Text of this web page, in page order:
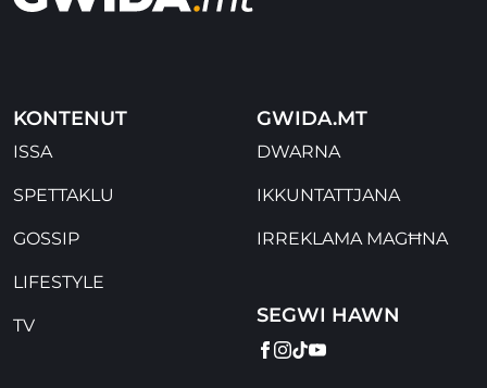
KONTENUT
ISSA
SPETTAKLU
GOSSIP
LIFESTYLE
TV
GWIDA.MT
DWARNA
IKKUNTATTJANA
IRREKLAMA MAGĦNA
SEGWI HAWN
FACEBOOK
INSTAGRAM
TIKTOK
YOUTUBE